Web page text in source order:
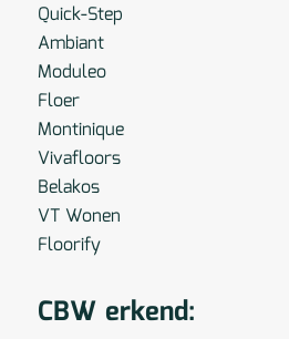
Quick-Step
Ambiant
Moduleo
Floer
Montinique
Vivafloors
Belakos
VT Wonen
Floorify
CBW erkend: